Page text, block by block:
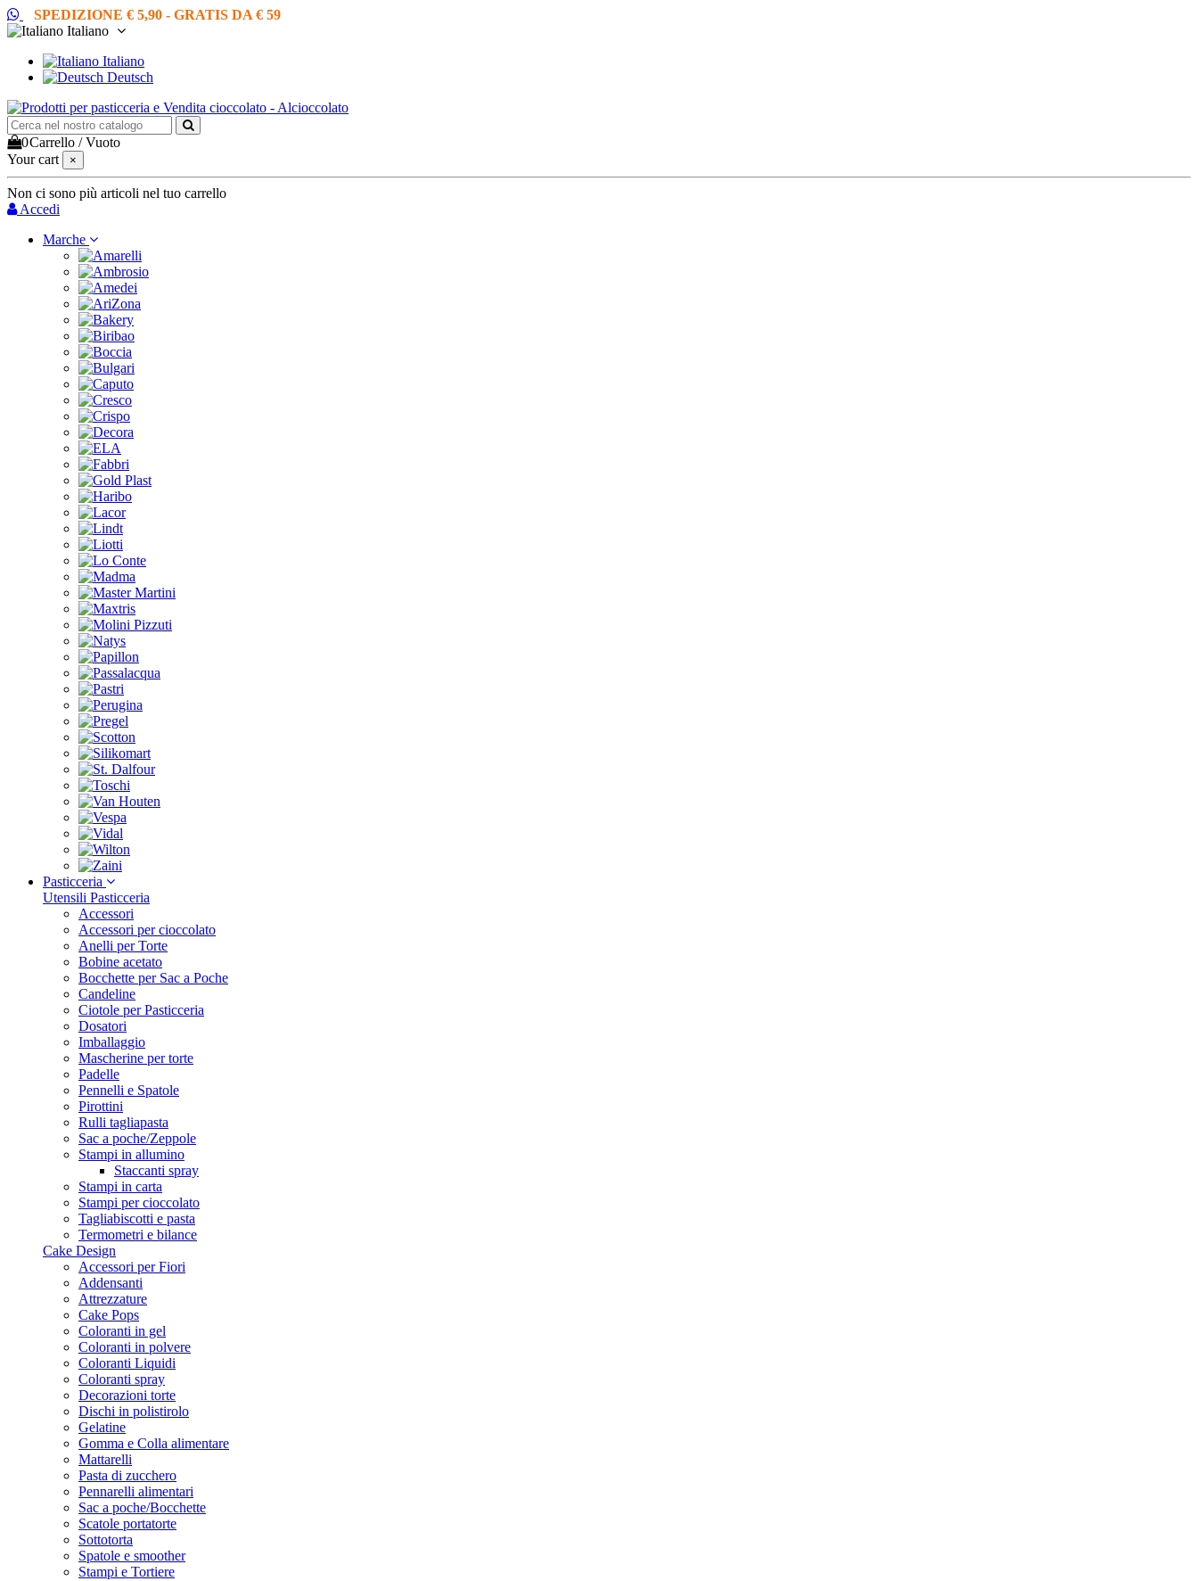
SPEDIZIONE € 5,90 - GRATIS DA € 59
Italiano
Italiano
Deutsch
0Carrello /Vuoto
Your cart
×
Non ci sono più articoli nel tuo carrello
Accedi
Marche
Pasticceria
Utensili Pasticceria
Accessori
Accessori per cioccolato
Anelli per Torte
Bobine acetato
Bocchette per Sac a Poche
Candeline
Ciotole per Pasticceria
Dosatori
Imballaggio
Mascherine per torte
Padelle
Pennelli e Spatole
Pirottini
Rulli tagliapasta
Sac a poche/Zeppole
Stampi in allumino
Staccanti spray
Stampi in carta
Stampi per cioccolato
Tagliabiscotti e pasta
Termometri e bilance
Cake Design
Accessori per Fiori
Addensanti
Attrezzature
Cake Pops
Coloranti in gel
Coloranti in polvere
Coloranti Liquidi
Coloranti spray
Decorazioni torte
Dischi in polistirolo
Gelatine
Gomma e Colla alimentare
Mattarelli
Pasta di zucchero
Pennarelli alimentari
Sac a poche/Bocchette
Scatole portatorte
Sottotorta
Spatole e smoother
Stampi e Tortiere